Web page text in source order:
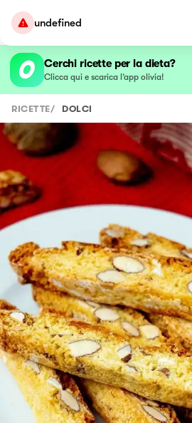
undefined
Cerchi ricette per la dieta?
Clicca qui e scarica l’app olivia!
RICETTE/ DOLCI